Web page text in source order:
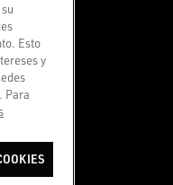
Esto
y
Para